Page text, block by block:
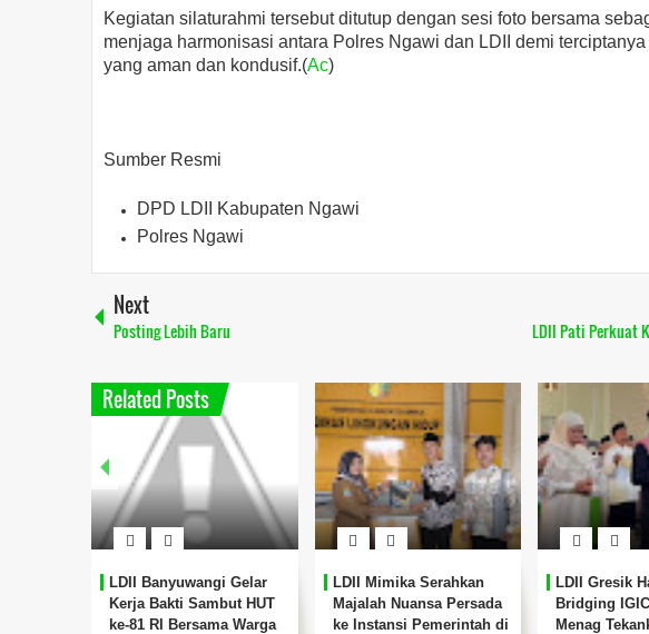
Kegiatan silaturahmi tersebut ditutup dengan sesi foto bersama
menjaga harmonisasi antara Polres Ngawi dan LDII demi
yang aman dan kondusif.(Ac)
Sumber Resmi
DPD LDII Kabupaten Ngawi
Polres Ngawi
Next
Posting Lebih Baru
LDII Pati Perkuat
Related Posts
LDII Banyuwangi Gelar
Kerja Bakti Sambut HUT
ke-81 RI Bersama Warga
LDII Mimika Serahkan
Majalah Nuansa Persada
ke Instansi Pemerintah di
LDII Gresik
Bridging
Menag